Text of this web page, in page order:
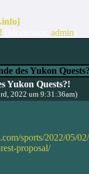
admin
des Yukon
Yukon Quests?!
2022 um 9:31:36am)
sports/2022/05/
proposal/